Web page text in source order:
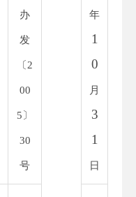
办
发
〔 2
00
5 〕
30
号
年
1
0
月
3
1
日